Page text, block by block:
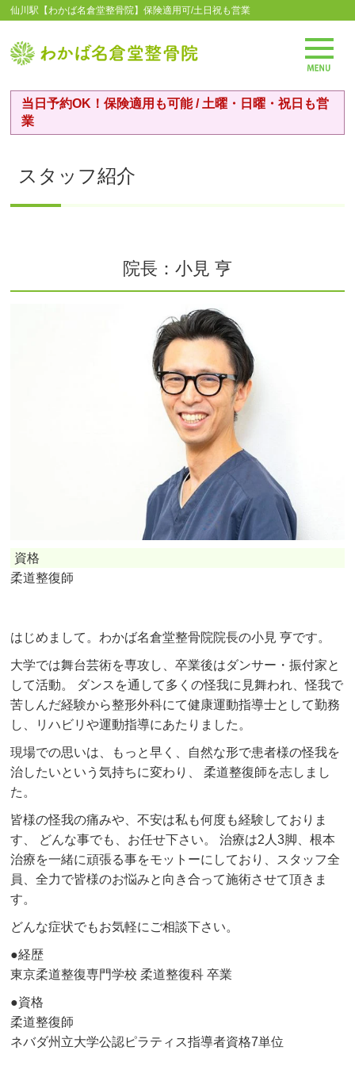
仙川駅【わかば名倉堂整骨院】保険適用可/土日祝も営業
当日予約OK！保険適用も可能 / 土曜・日曜・祝日も営
業
スタッフ紹介
院長：小見 亨
資格
柔道整復師
はじめまして。わかば名倉堂整骨院院長の小見 亨です。
大学では舞台芸術を専攻し、卒業後はダンサー・振付家と
して活動。 ダンスを通して多くの怪我に見舞われ、怪我で
苦しんだ経験から整形外科にて健康運動指導士として勤務
し、リハビリや運動指導にあたりました。
現場での思いは、もっと早く、自然な形で患者様の怪我を
治したいという気持ちに変わり、 柔道整復師を志しまし
た。
皆様の怪我の痛みや、不安は私も何度も経験しておりま
す、 どんな事でも、お任せ下さい。 治療は2人3脚、根本
治療を一緒に頑張る事をモットーにしており、スタッフ全
員、全力で皆様のお悩みと向き合って施術させて頂きま
す。
どんな症状でもお気軽にご相談下さい。
●経歴
東京柔道整復専門学校 柔道整復科 卒業
●資格
柔道整復師
ネバダ州立大学公認ピラティス指導者資格7単位